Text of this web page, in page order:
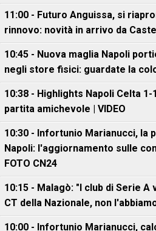
11:00 - Futuro Anguissa, si
rinnovo: novità in arrivo da
10:45 - Nuova maglia Napoli
negli store fisici: guardate la
10:38 - Highlights Napoli Celta
partita amichevole | VIDEO
10:30 - Infortunio Marianucci, la
Napoli: l'aggiornamento sulle
FOTO CN24
10:15 - Malagò: "I club di Serie
CT della Nazionale, non
10:00 - Infortunio Marianucci,